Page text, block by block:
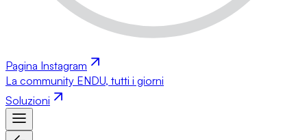
Pagina Instagram
La community ENDU, tutti i giorni
Soluzioni